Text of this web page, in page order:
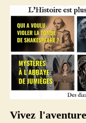
Vivez